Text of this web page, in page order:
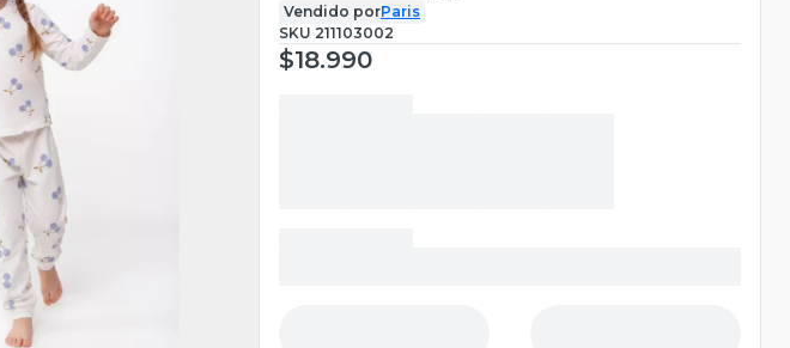
Vendido porParis
SKU 211103002
$18.990